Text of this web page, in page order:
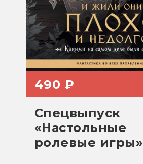
490 ₽
Спецвыпуск
«Настольные
ролевые игры»